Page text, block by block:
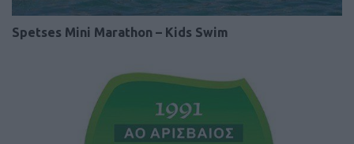
Spetses Mini Marathon – Kids Swim